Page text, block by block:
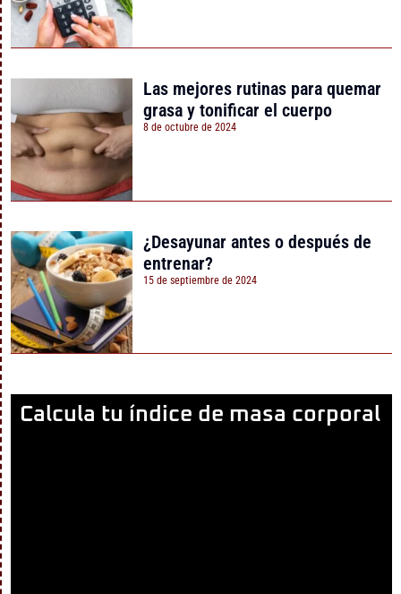
Las mejores rutinas para quemar
grasa y tonificar el cuerpo
8 de octubre de 2024
¿Desayunar antes o después de
entrenar?
15 de septiembre de 2024
Calcula tu índice de masa corporal